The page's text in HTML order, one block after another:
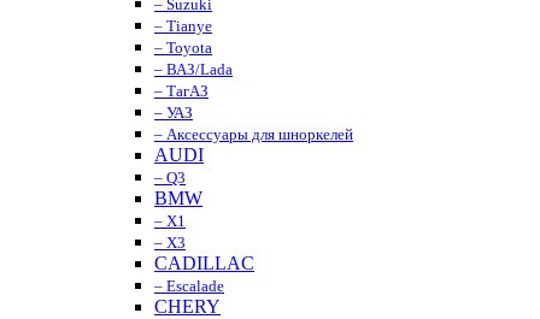
– Suzuki
– Tianye
– Toyota
– ВАЗ/Lada
– ТагАЗ
– УАЗ
– Аксессуары для шноркелей
AUDI
– Q3
BMW
– X1
– X3
CADILLAC
– Escalade
CHERY